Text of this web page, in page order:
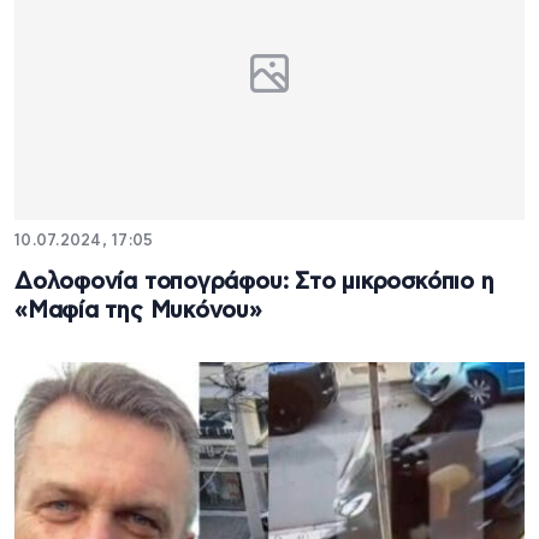
10.07.2024, 17:05
Δολοφονία τοπογράφου: Στο μικροσκόπιο η
«Μαφία της Μυκόνου»